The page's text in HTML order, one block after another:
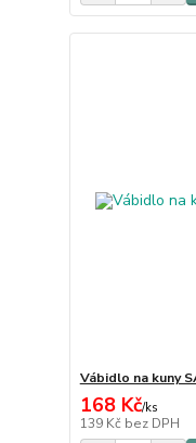
Vábidlo na kuny
168 Kč/ks
139 Kč bez DPH